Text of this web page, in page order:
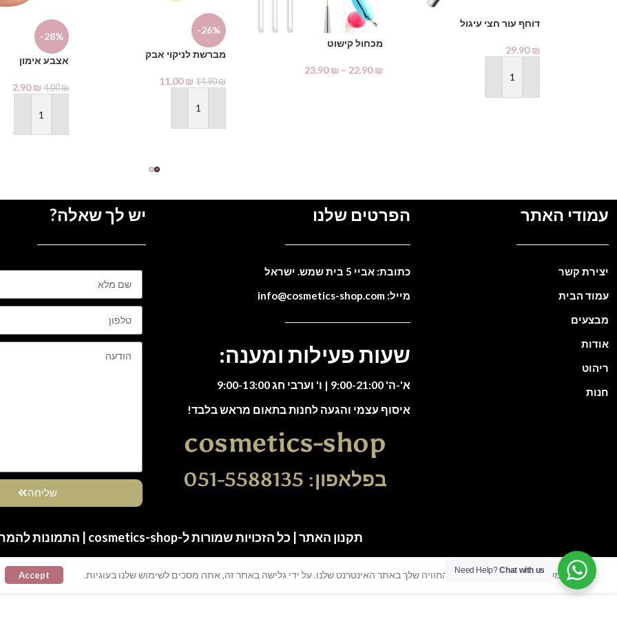
דוחף עור חצי עיגול
29.90₪
הוספה לסל
מכחול קישוט
22.90₪
–
23.90₪
-26%
מברשת לניקוי אבק
14.90₪
11.00₪
הוספה לסל
-28%
אצבע אימון
4.00₪
2.90₪
הוספה לסל
עמודי האתר
יצירת קשר
עמוד הבית
מבצעים
אודות
ריהוט
חנות
הפרטים שלנו
כתובת: אביי 5 בית שמש. ישראל
מייל: info@cosmetics-shop.com
שעות פעילות ומענה:
א'-ה' 9:00-21:00 | ו' וערבי חג 9:00-13:00
איסוף עצמי והגעה לחנות בתאום מראש בלבד!
cosmetics-shop
בפלאפון: 051-5588135
יש לך שאלה?
שליחה
תקנון האתר | כל הזכויות שמורות ל-cosmetics-shop | התמונות להמחשה בלבד
אנו משתמשים בעוגיות כדי לשפר את החוויה שלך באתר האינטרנט שלנו. על ידי גלישה באתר זה, אתה מסכים לשימוש שלנו בעוגיות. Accept Need Help?Chat with us